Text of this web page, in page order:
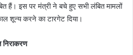
हैं। इस पर मंत्री ने बचे हुए सभी लंबित मामलों
शून्य करने का टारगेट दिया।
निराकरण